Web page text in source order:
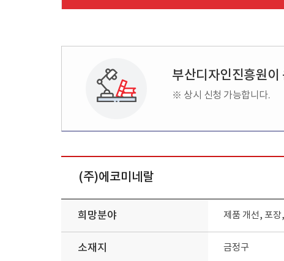
부산디자인진흥원이
※ 상시 신청 가능합니다.
(주)에코미네랄
희망분야 제품 개선, 포
소재지 금정구